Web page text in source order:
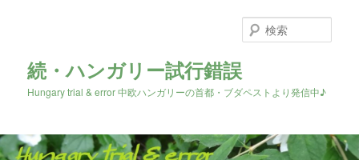
続・ハンガリー試行錯誤
Hungary trial & error 中欧ハンガリーの首都・ブダペストより発信中♪
索